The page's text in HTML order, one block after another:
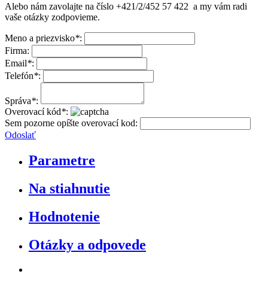
Alebo nám zavolajte na číslo +421/2/452 57 422 a my vám radi
vaše otázky zodpovieme.
Meno a priezvisko*:
Firma:
Email*:
Telefón*:
Správa*:
Overovací kód*:
Sem pozorne opíšte overovací kod:
Odoslať
Parametre
Na stiahnutie
Hodnotenie
Otázky a odpovede